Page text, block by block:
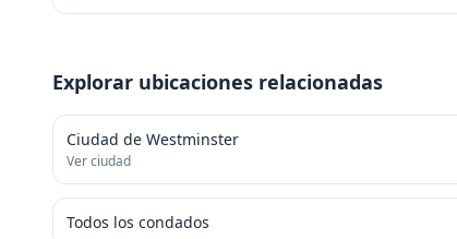
Explorar ubicaciones relacionadas
Ciudad de Westminster
Ver ciudad
Todos los condados